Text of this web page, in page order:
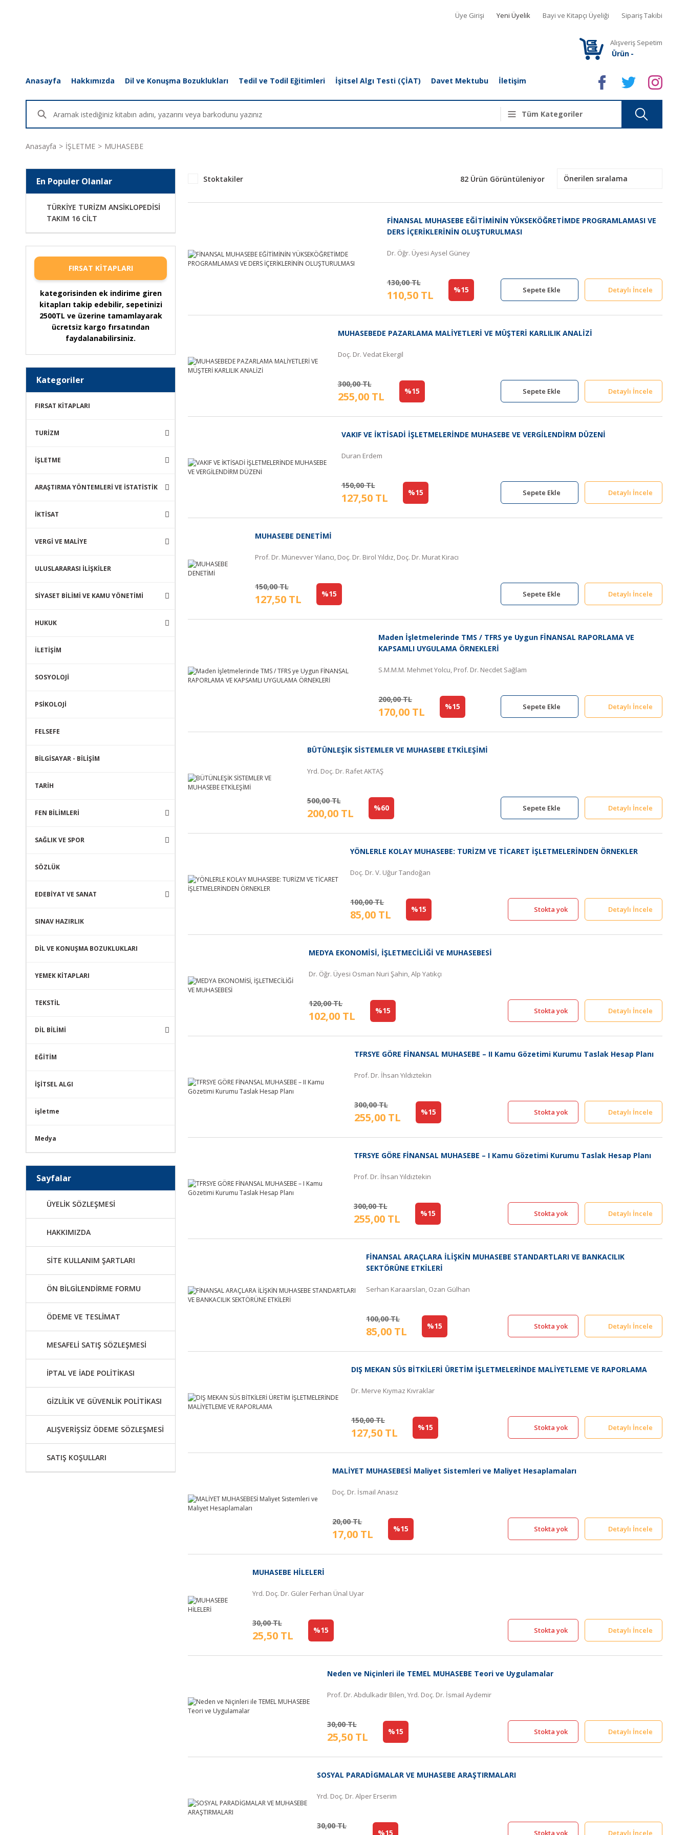
Üye Girişi Yeni Üyelik Bayi ve Kitapçı Üyeliği Sipariş Takibi
Alışveriş Sepetim
Ürün -
Anasayfa Hakkımızda Dil ve Konuşma Bozuklukları Tedil ve Todil Eğitimleri İşitsel Algı Testi (ÇİAT) Davet Mektubu İletişim
Anasayfa İŞLETME MUHASEBE
En Populer Olanlar
TÜRKİYE TURİZM ANSİKLOPEDİSİ
TAKIM 16 CİLT
FIRSAT KİTAPLARI
kategorisinden ek indirime giren
kitapları takip edebilir, sepetinizi
2500TL ve üzerine tamamlayarak
ücretsiz kargo fırsatından
faydalanabilirsiniz.
Kategoriler
FIRSAT KİTAPLARI
TURİZM
İŞLETME
ARAŞTIRMA YÖNTEMLERİ VE İSTATİSTİK
İKTİSAT
VERGİ VE MALİYE
ULUSLARARASI İLİŞKİLER
SİYASET BİLİMİ VE KAMU YÖNETİMİ
HUKUK
İLETİŞİM
SOSYOLOJİ
PSİKOLOJİ
FELSEFE
BİLGİSAYAR - BİLİŞİM
TARİH
FEN BİLİMLERİ
SAĞLIK VE SPOR
SÖZLÜK
EDEBİYAT VE SANAT
SINAV HAZIRLIK
DİL VE KONUŞMA BOZUKLUKLARI
YEMEK KİTAPLARI
TEKSTİL
DİL BİLİMİ
EĞİTİM
İŞİTSEL ALGI
işletme
Medya
Sayfalar
ÜYELİK SÖZLEŞMESİ
HAKKIMIZDA
SİTE KULLANIM ŞARTLARI
ÖN BİLGİLENDİRME FORMU
ÖDEME VE TESLİMAT
MESAFELİ SATIŞ SÖZLEŞMESİ
İPTAL VE İADE POLİTİKASI
GİZLİLİK VE GÜVENLİK POLİTİKASI
ALIŞVERİŞSİZ ÖDEME SÖZLEŞMESİ
SATIŞ KOŞULLARI
Stoktakiler 82 Ürün Görüntüleniyor
FİNANSAL MUHASEBE EĞİTİMİNİN YÜKSEKÖĞRETİMDE PROGRAMLAMASI VE
DERS İÇERİKLERİNİN OLUŞTURULMASI
Dr. Öğr. Üyesi Aysel Güney
130,00 TL
110,50 TL %15 Sepete Ekle Detaylı İncele
MUHASEBEDE PAZARLAMA MALİYETLERİ VE MÜŞTERİ KARLILIK ANALİZİ
Doç. Dr. Vedat Ekergil
300,00 TL
255,00 TL %15 Sepete Ekle Detaylı İncele
VAKIF VE İKTİSADİ İŞLETMELERİNDE MUHASEBE VE VERGİLENDİRM DÜZENİ
Duran Erdem
150,00 TL
127,50 TL %15 Sepete Ekle Detaylı İncele
MUHASEBE DENETİMİ
Prof. Dr. Münevver Yılancı, Doç. Dr. Birol Yıldız, Doç. Dr. Murat Kiracı
150,00 TL
127,50 TL %15 Sepete Ekle Detaylı İncele
Maden İşletmelerinde TMS / TFRS ye Uygun FİNANSAL RAPORLAMA VE
KAPSAMLI UYGULAMA ÖRNEKLERİ
S.M.M.M. Mehmet Yolcu, Prof. Dr. Necdet Sağlam
200,00 TL
170,00 TL %15 Sepete Ekle Detaylı İncele
BÜTÜNLEŞİK SİSTEMLER VE MUHASEBE ETKİLEŞİMİ
Yrd. Doç. Dr. Rafet AKTAŞ
500,00 TL
200,00 TL %60 Sepete Ekle Detaylı İncele
YÖNLERLE KOLAY MUHASEBE: TURİZM VE TİCARET İŞLETMELERİNDEN ÖRNEKLER
Doç. Dr. V. Uğur Tandoğan
100,00 TL
85,00 TL %15 Stokta yok Detaylı İncele
MEDYA EKONOMİSİ, İŞLETMECİLİĞİ VE MUHASEBESİ
Dr. Öğr. Üyesi Osman Nuri Şahin, Alp Yatıkçı
120,00 TL
102,00 TL %15 Stokta yok Detaylı İncele
TFRSYE GÖRE FİNANSAL MUHASEBE – II Kamu Gözetimi Kurumu Taslak Hesap Planı
Prof. Dr. İhsan Yıldıztekin
300,00 TL
255,00 TL %15 Stokta yok Detaylı İncele
TFRSYE GÖRE FİNANSAL MUHASEBE – I Kamu Gözetimi Kurumu Taslak Hesap Planı
Prof. Dr. İhsan Yıldıztekin
300,00 TL
255,00 TL %15 Stokta yok Detaylı İncele
FİNANSAL ARAÇLARA İLİŞKİN MUHASEBE STANDARTLARI VE BANKACILIK
SEKTÖRÜNE ETKİLERİ
Serhan Karaarslan, Ozan Gülhan
100,00 TL
85,00 TL %15 Stokta yok Detaylı İncele
DIŞ MEKAN SÜS BİTKİLERİ ÜRETİM İŞLETMELERİNDE MALİYETLEME VE RAPORLAMA
Dr. Merve Kıymaz Kıvraklar
150,00 TL
127,50 TL %15 Stokta yok Detaylı İncele
MALİYET MUHASEBESİ Maliyet Sistemleri ve Maliyet Hesaplamaları
Doç. Dr. İsmail Anasız
20,00 TL
17,00 TL %15 Stokta yok Detaylı İncele
MUHASEBE HİLELERİ
Yrd. Doç. Dr. Güler Ferhan Ünal Uyar
30,00 TL
25,50 TL %15 Stokta yok Detaylı İncele
Neden ve Niçinleri ile TEMEL MUHASEBE Teori ve Uygulamalar
Prof. Dr. Abdulkadir Bilen, Yrd. Doç. Dr. İsmail Aydemir
30,00 TL
25,50 TL %15 Stokta yok Detaylı İncele
SOSYAL PARADİGMALAR VE MUHASEBE ARAŞTIRMALARI
Yrd. Doç. Dr. Alper Erserim
30,00 TL
%15 Stokta yok Detaylı İncele